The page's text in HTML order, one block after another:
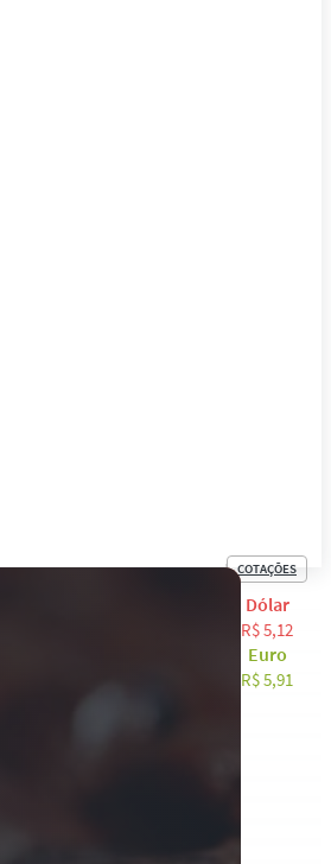
COTAÇÕES
Dólar
R$ 5,12
Euro
R$ 5,91